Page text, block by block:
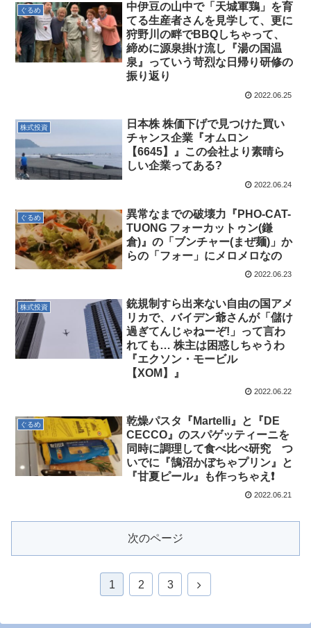
ぐるめ
中伊豆の山中で「天城軍鶏」を育
てる生産者さんを見学して、更に
狩野川の畔でBBQしちゃって、
締めに源泉掛け流し『湯の国温
泉』っていう苛烈な日帰り研修の
振り返り
2022.06.25
株式投資
日本株 株価下げで見つけた買い
チャンス企業『オムロン
【6645】』この会社より素晴ら
しい企業ってある?
2022.06.24
ぐるめ
異常なまでの破壊力『PHO-CAT-
TUONG フォーカットゥン(鎌
倉)』の「ブンチャー(まぜ麺)」か
らの「フォー」にメロメロなの
2022.06.23
株式投資
銃規制すら出来ない自由の国アメ
リカで、バイデン爺さんが「儲け
過ぎてんじゃねーぞ!」って言わ
れても… 株主は困惑しちゃうわ
『エクソン・モービル
【XOM】』
2022.06.22
ぐるめ
乾燥パスタ『Martelli』と『DE
CECCO』のスパゲッティーニを
同時に調理して食べ比べ研究 つ
いでに『鵠沼かぼちゃプリン』と
『甘夏ピール』も作っちゃえ❗
2022.06.21
次のページ
1 2 3